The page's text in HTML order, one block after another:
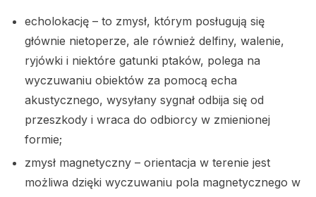
echolokację – to zmysł, którym posługują się
głównie nietoperze, ale również delfiny, walenie,
ryjówki i niektóre gatunki ptaków, polega na
wyczuwaniu obiektów za pomocą echa
akustycznego, wysyłany sygnał odbija się od
przeszkody i wraca do odbiorcy w zmienionej
formie;
zmysł magnetyczny – orientacja w terenie jest
możliwa dzięki wyczuwaniu pola magnetycznego w